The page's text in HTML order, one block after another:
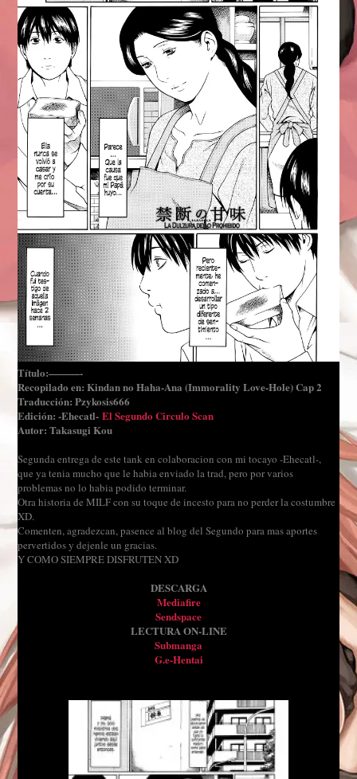
Título:———-
Recopilado en:Kindan no Haha-Ana (Immorality Love-Hole) Cap 2
Traducción: Pzykosis666
Edición: -Ehecatl-El Segundo Circulo Scan
Autor: Takasugi Kou
Segunda entrega de este tank en colaboracion con mi tocayo -Ehecatl-,
que ya tenia mucho que le habia enviado la trad, pero por varios
problemas no lo habia podido terminar.
Otra historia de MILF con su toque de incesto para no perder la costumbre
XD.
Comenten, agradezcan, pasence al blog del Segundo para mas aportes
pervertidos y dejenle un gracias.
Y COMO SIEMPRE DISFRUTEN XD
DESCARGA
Mediafire
Sendspace
LECTURA ON-LINE
Submanga
G.e-Hentai